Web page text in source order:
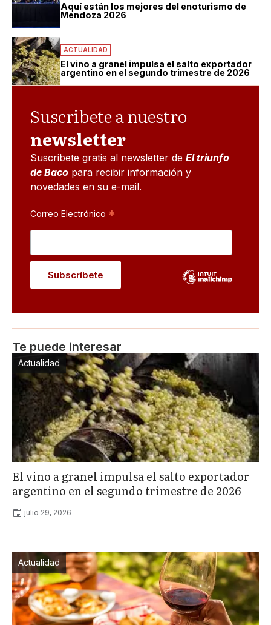
Aquí están los mejores del enoturismo de
Mendoza 2026
ACTUALIDAD
El vino a granel impulsa el salto exportador
argentino en el segundo trimestre de 2026
Suscribete a nuestro
newsletter
Suscribete gratis al newsletter de El triunfo
de Baco para recibir información y
novedades en su e-mail.
Correo Electrónico *
Te puede interesar
Actualidad
El vino a granel impulsa el salto exportador
argentino en el segundo trimestre de 2026
julio 29, 2026
Actualidad